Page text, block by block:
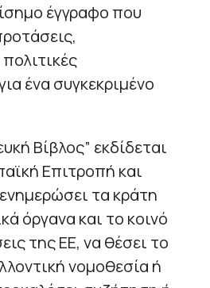
έγγραφο που
ένα συγκεκριμένο
Βίβλος” εκδίδεται
Επιτροπή και
τα κράτη
όργανα και το κοινό
της ΕΕ, να θέσει το
νομοθεσία ή